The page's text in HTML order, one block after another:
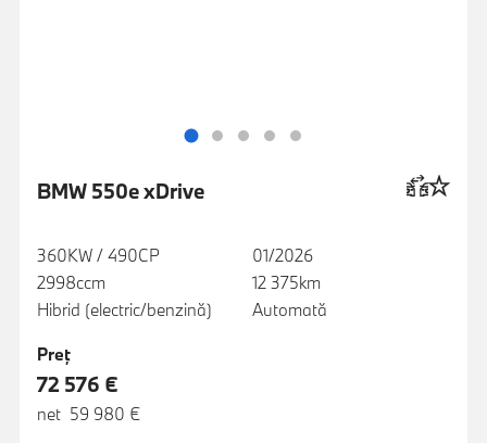
BMW 550e xDrive
360KW / 490CP
2998ccm
Hibrid (electric/benzină)
01/2026
12 375km
Automată
Preţ
72 576 €
net 59 980 €